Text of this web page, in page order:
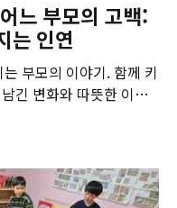
느 부모의 고백:
는 인연
부모의 이야기. 함께 키
긴 변화와 따뜻한 이별